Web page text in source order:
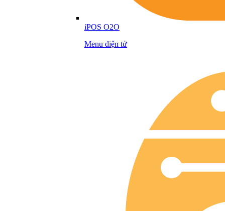
iPOS O2O
Menu điện tử